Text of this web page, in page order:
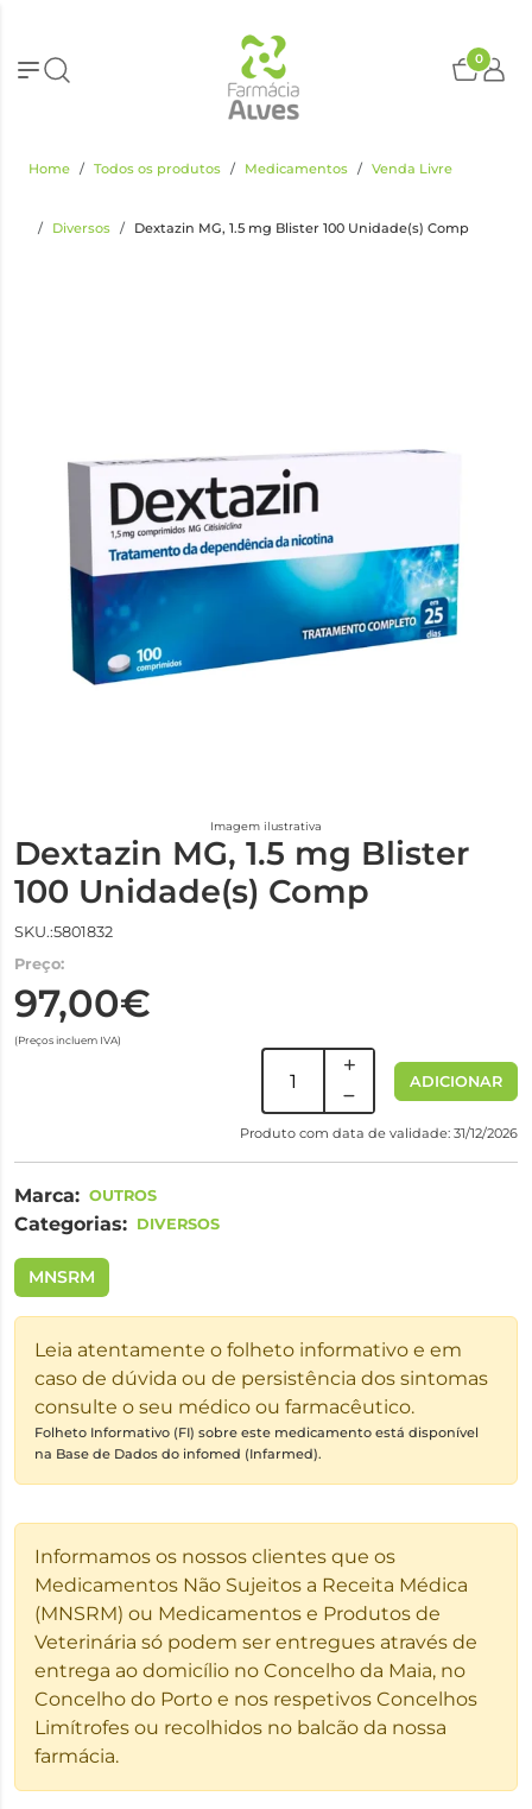
0
Home Todos os produtos Medicamentos Venda Livre
Diversos Dextazin MG, 1.5 mg Blister 100 Unidade(s) Comp
Imagem ilustrativa
Dextazin MG, 1.5 mg Blister
100 Unidade(s) Comp
SKU.:5801832
Preço:
97,00€
(Preços incluem IVA)
ADICIONAR
Produto com data de validade: 31/12/2026
Marca: OUTROS
Categorias: DIVERSOS
MNSRM
Leia atentamente o folheto informativo e em
caso de dúvida ou de persistência dos sintomas
consulte o seu médico ou farmacêutico.
Folheto Informativo (FI) sobre este medicamento está disponível
na Base de Dados do infomed (Infarmed).
Informamos os nossos clientes que os
Medicamentos Não Sujeitos a Receita Médica
(MNSRM) ou Medicamentos e Produtos de
Veterinária só podem ser entregues através de
entrega ao domicílio no Concelho da Maia, no
Concelho do Porto e nos respetivos Concelhos
Limítrofes ou recolhidos no balcão da nossa
farmácia.